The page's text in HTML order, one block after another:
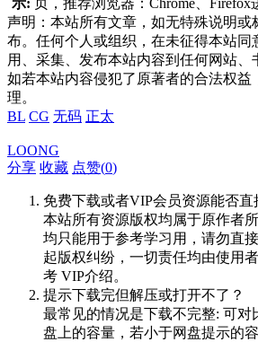
声明：本站所有文章，如无特殊说明或
布。任何个人或组织，在未征得本站同
用、采集、发布本站内容到任何网站、
如若本站内容侵犯了原著者的合法权益
理。
BL CG 无码 正太
LOONG
分享 收藏 点赞(0)
免费下载或者VIP会员资源能否直
本站所有资源版权均属于原作者
均只能用于参考学习用，请勿直
起版权纠纷，一切责任均由使用
考 VIP介绍。
提示下载完但解压或打开不了？
最常见的情况是下载不完整: 可对
盘上的容量，若小于网盘提示的